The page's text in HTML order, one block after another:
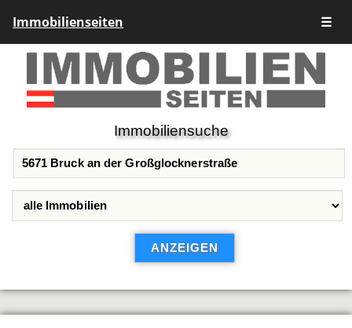
Immobilienseiten ☰
Immobiliensuche